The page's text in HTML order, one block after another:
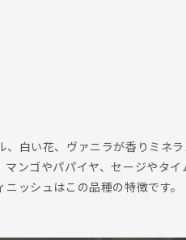
白い花、ヴァニラが香りミネ
ンゴやパパイヤ、セージやタ
ッシュはこの品種の特徴です。